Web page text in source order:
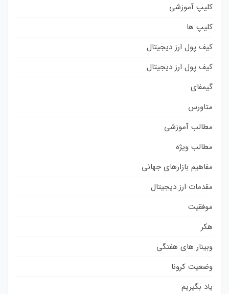
کلیپ آموزشی
کلیپ ها
کیف پول ارز دیجیتال
کیف پول ارز دیجیتال
گیمفای
متاورس
مطالب آموزشی
مطالب ویژه
مفاهیم بازارهای جهانی
مقدمات ارز دیجیتال
موفقیت
هکر
وبینار های هفتگی
وضعیت کرونا
یاد بگیریم